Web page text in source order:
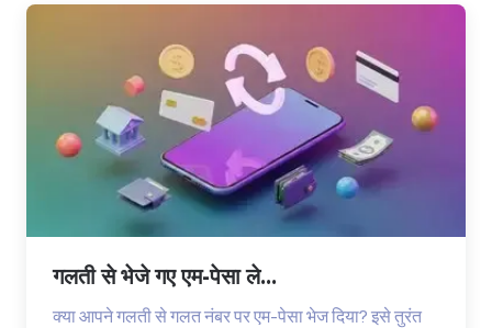
गलती से भेजे गए एम-पेसा ले...
क्या आपने गलती से गलत नंबर पर एम-पेसा भेज दिया? इसे तुरंत